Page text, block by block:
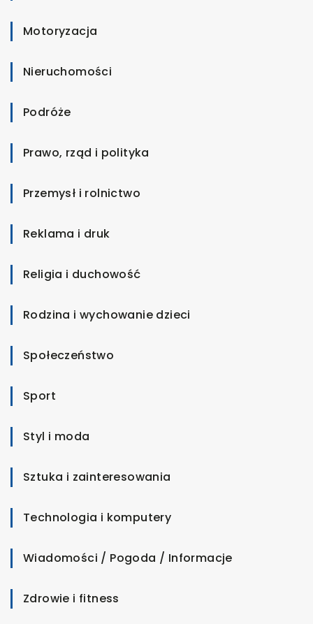
Motoryzacja
Nieruchomości
Podróże
Prawo, rząd i polityka
Przemysł i rolnictwo
Reklama i druk
Religia i duchowość
Rodzina i wychowanie dzieci
Społeczeństwo
Sport
Styl i moda
Sztuka i zainteresowania
Technologia i komputery
Wiadomości / Pogoda / Informacje
Zdrowie i fitness